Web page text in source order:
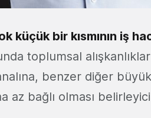
küçük bir kısmının iş
toplumsal
benzer diğer büyük
bağlı olması